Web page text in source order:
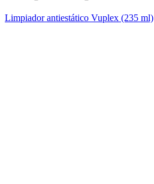
Limpiador antiestático Vuplex (235 ml)